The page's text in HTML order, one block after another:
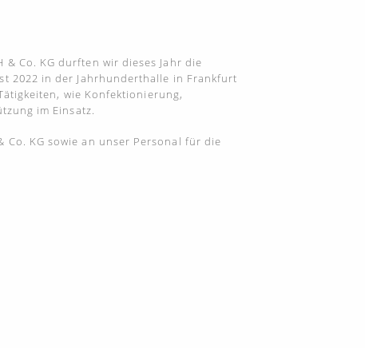
Co. KG durften wir dieses Jahr die
2022 in der Jahrhunderthalle in Frankfurt
wie Konfektionierung,
im Einsatz.
Co. KG sowie an unser Personal für die